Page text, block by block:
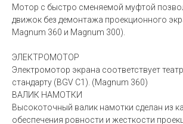
Мотор с быстро сменяемой муфтой
движок без демонтажа проекционного
Magnum 360 и Magnum 300).
ЭЛЕКТРОМОТОР
Электромотор экрана соответствует
стандарту (BGV C1). (Magnum 360)
ВАЛИК НАМОТКИ
Высокоточный валик намотки сделан из
обеспечения ровности и жесткости